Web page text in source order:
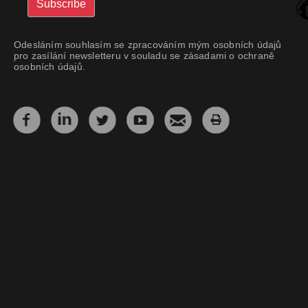
Odesláním souhlasím se zpracováním mým osobních údajů
pro zasílání newsletteru v souladu se zásadami o ochraně
osobních údajů.